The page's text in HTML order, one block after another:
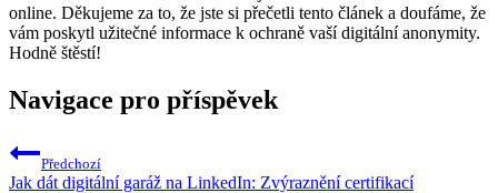
online. Děkujeme za to, že jste si přečetli tento článek a doufáme, že
vám poskytl užitečné informace k ochraně vaší digitální anonymity.
Hodně štěstí!
Navigace pro příspěvek
Předchozí
Jak dát digitální garáž na LinkedIn: Zvýraznění certifikací